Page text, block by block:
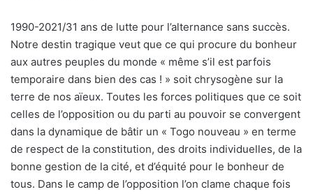
1990-2021/31 ans de lutte pour l’alternance sans succès.
Notre destin tragique veut que ce qui procure du bonheur
aux autres peuples du monde « même s’il est parfois
temporaire dans bien des cas ! » soit chrysogène sur la
terre de nos aïeux. Toutes les forces politiques que ce soit
celles de l’opposition ou du parti au pouvoir se convergent
dans la dynamique de bâtir un « Togo nouveau » en terme
de respect de la constitution, des droits individuelles, de la
bonne gestion de la cité, et d’équité pour le bonheur de
tous. Dans le camp de l’opposition l’on clame chaque fois